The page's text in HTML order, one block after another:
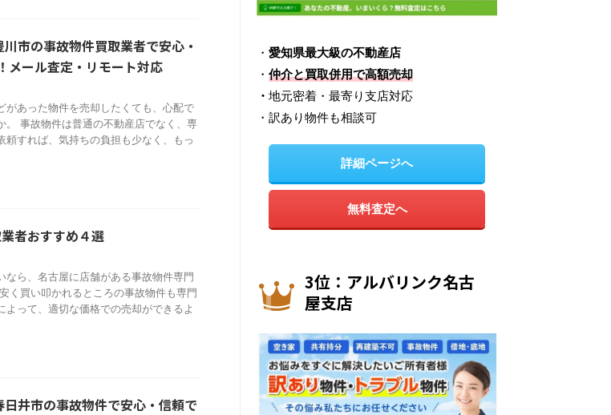
川市の事故物件買取業者で安心・
メール査定・リモート対応
があった物件を売却したくても、心配で
。 事故物件は普通の不動産店でなく、専
頼すれば、気持ちの負担も少なく、もっ
者おすすめ４選
なら、名古屋に店舗がある事故物件専門
く買い叩かれるところの事故物件も専門
って、適切な価格での売却ができるよ
日井市の事故物件で安心・信頼で
・ 愛知県最大級の不動産店
・ 仲介と買取併用で高額売却
・ 地元密着・最寄り支店対応
・訳あり物件も相談可
詳細ページへ
無料査定へ
3位：アルバリンク名古
屋支店